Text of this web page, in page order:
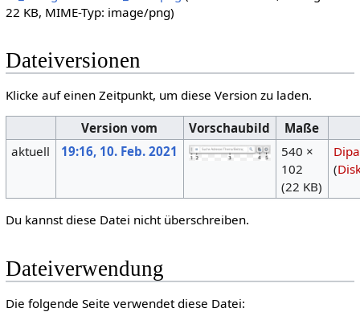
22 KB, MIME-Typ: image/png)
Dateiversionen
Klicke auf einen Zeitpunkt, um diese Version zu laden.
Version vom Vorschaubild
Maße
aktuell
19:16, 10. Feb. 2021
540 ×
102
(22 KB)
(
Du kannst diese Datei nicht überschreiben.
Dateiverwendung
Die folgende Seite verwendet diese Datei: